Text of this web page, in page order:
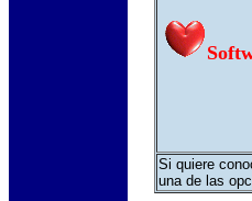
Si quiere
una de las